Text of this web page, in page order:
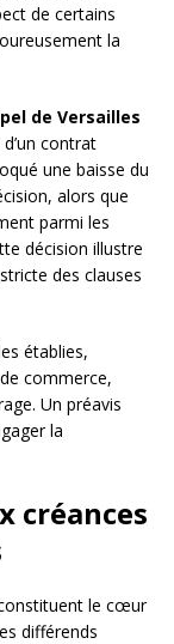
de certains
la
de Versailles
contrat
une baisse du
alors que
parmi les
décision illustre
des clauses
établies,
commerce,
Un préavis
la
créances
le cœur
différends